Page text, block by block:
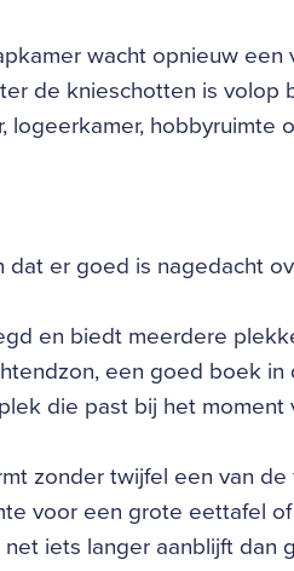
wacht opnieuw een
de knieschotten is volop
logeerkamer, hobbyruimte
er goed is nagedacht
en biedt meerdere
een goed boek
die past bij het moment
zonder twijfel een van
voor een grote eettafel
iets langer aanblijft dan